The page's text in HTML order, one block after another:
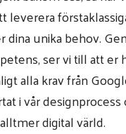
leverera
unika behov.
ser vi till att er
alla krav från
i vår
digital värld.